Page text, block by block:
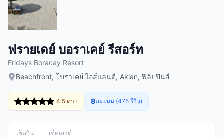
ฟรายเดย์ บอราเคย์ รีสอร์ท
Fridays Boracay Resort
Beachfront, โบราเคย์ ไอส์แลนด์, Aklan, ฟิลิปปินส์
4.5 ดาว 8คะแนน (475 รีวิว)
เช็คอิน เช็คเอาต์